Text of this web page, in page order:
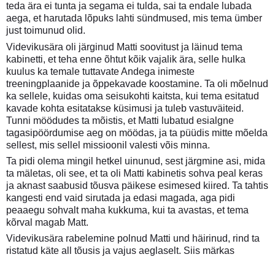
teda ära ei tunta ja segama ei tulda, sai ta endale lubada
aega, et harutada lõpuks lahti sündmused, mis tema ümber
just toimunud olid.
Videvikusära oli järginud Matti soovitust ja läinud tema
kabinetti, et teha enne õhtut kõik vajalik ära, selle hulka
kuulus ka temale tuttavate Andega inimeste
treeningplaanide ja õppekavade koostamine. Ta oli mõelnud
ka sellele, kuidas oma seisukohti kaitsta, kui tema esitatud
kavade kohta esitatakse küsimusi ja tuleb vastuväiteid.
Tunni möödudes ta mõistis, et Matti lubatud esialgne
tagasipöördumise aeg on möödas, ja ta püüdis mitte mõelda
sellest, mis sellel missioonil valesti võis minna.
Ta pidi olema mingil hetkel uinunud, sest järgmine asi, mida
ta mäletas, oli see, et ta oli Matti kabinetis sohva peal keras
ja aknast saabusid tõusva päikese esimesed kiired. Ta tahtis
kangesti end vaid sirutada ja edasi magada, aga pidi
peaaegu sohvalt maha kukkuma, kui ta avastas, et tema
kõrval magab Matt.
Videvikusära rabelemine polnud Matti und häirinud, rind ta
ristatud käte all tõusis ja vajus aeglaselt. Siis märkas